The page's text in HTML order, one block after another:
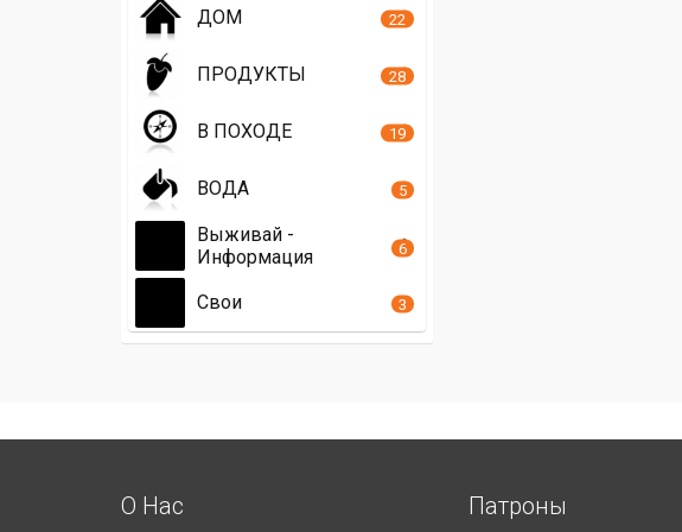
ДОМ 22
ПРОДУКТЫ 28
В ПОХОДЕ 19
ВОДА 5
Выживай -
Информация
6
Свои 3
О Нас Патроны